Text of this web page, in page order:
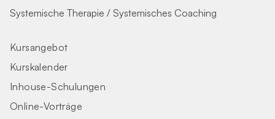
Systemische Therapie / Systemisches Coaching
Kursangebot
Kurskalender
Inhouse-Schulungen
Online-Vorträge